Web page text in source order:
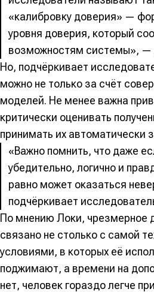
«калибровку доверия» —
уровня доверия, который
возможностям системы», —
Но, подчёркивает
можно не только за счёт
моделей. Не менее важна
критически оценивать
принимать их автоматически
«Важно помнить, что даже
убедительно, логично и
равно может оказаться
подчёркивает
По мнению Локи, чрезмерное
связано не столько с самой
условиями, в которых её
поджимают, а времени на
нет, человек гораздо легче